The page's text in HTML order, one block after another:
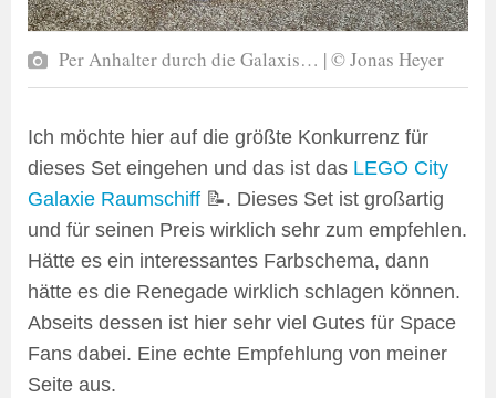
Per Anhalter durch die Galaxis… | © Jonas Heyer
Ich möchte hier auf die größte Konkurrenz für
dieses Set eingehen und das ist das LEGO City
Galaxie Raumschiff 📝. Dieses Set ist großartig
und für seinen Preis wirklich sehr zum empfehlen.
Hätte es ein interessantes Farbschema, dann
hätte es die Renegade wirklich schlagen können.
Abseits dessen ist hier sehr viel Gutes für Space
Fans dabei. Eine echte Empfehlung von meiner
Seite aus.